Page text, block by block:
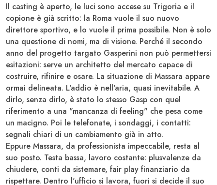
Il casting è aperto, le luci sono accese su Trigoria e il
copione è già scritto: la Roma vuole il suo nuovo
direttore sportivo, e lo vuole il prima possibile. Non è solo
una questione di nomi, ma di visione. Perché il secondo
anno del progetto targato Gasperini non può permettersi
esitazioni: serve un architetto del mercato capace di
costruire, rifinire e osare. La situazione di Massara appare
ormai delineata. L'addio è nell'aria, quasi inevitabile. A
dirlo, senza dirlo, è stato lo stesso Gasp con quel
riferimento a una "mancanza di feeling" che pesa come
un macigno. Poi le telefonate, i sondaggi, i contatti:
segnali chiari di un cambiamento già in atto.
Eppure Massara, da professionista impeccabile, resta al
suo posto. Testa bassa, lavoro costante: plusvalenze da
chiudere, conti da sistemare, fair play finanziario da
rispettare. Dentro l'ufficio si lavora, fuori si decide il suo